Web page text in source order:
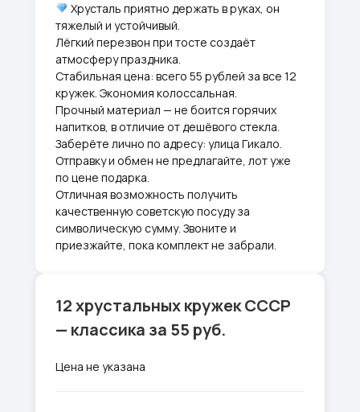
Хрусталь приятно держать в руках, он
тяжелый и устойчивый.
Лёгкий перезвон при тосте создаёт
атмосферу праздника.
Стабильная цена: всего 55 рублей за все 12
кружек. Экономия колоссальная.
Прочный материал — не боится горячих
напитков, в отличие от дешёвого стекла.
Заберёте лично по адресу: улица Гикало.
Отправку и обмен не предлагайте, лот уже
по цене подарка.
Отличная возможность получить
качественную советскую посуду за
символическую сумму. Звоните и
приезжайте, пока комплект не забрали.
12 хрустальных кружек СССР
— классика за 55 руб.
Цена не указана